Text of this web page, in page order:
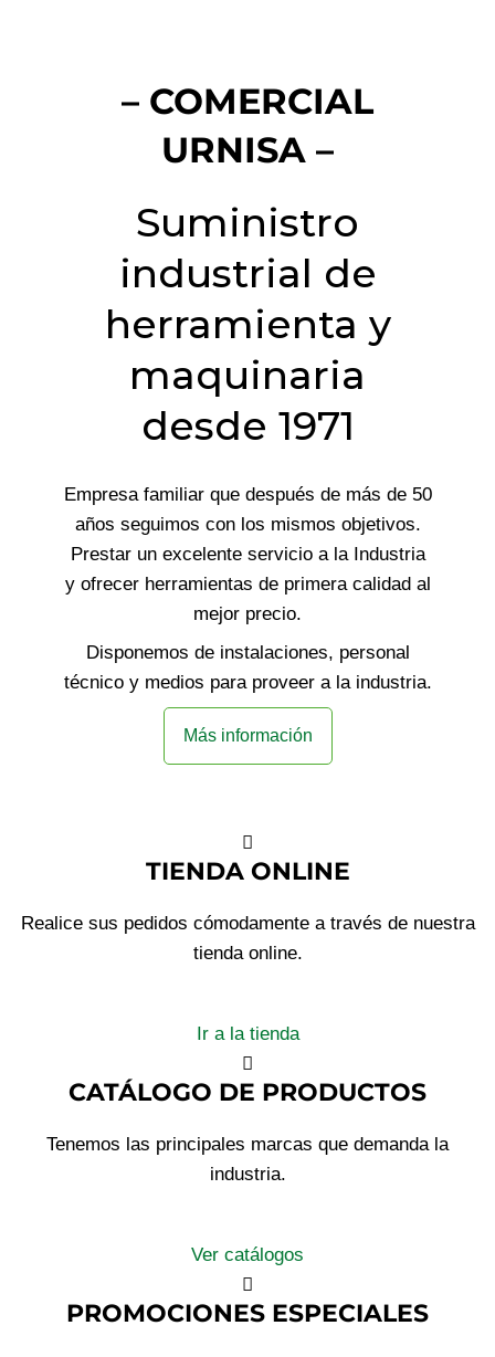
– COMERCIAL
URNISA –
Suministro
industrial de
herramienta y
maquinaria
desde 1971
Empresa familiar que después de más de 50
años seguimos con los mismos objetivos.
Prestar un excelente servicio a la Industria
y ofrecer herramientas de primera calidad al
mejor precio.
Disponemos de instalaciones, personal
técnico y medios para proveer a la industria.
Más información
TIENDA ONLINE
Realice sus pedidos cómodamente a través de nuestra
tienda online.
Ir a la tienda
CATÁLOGO DE PRODUCTOS
Tenemos las principales marcas que demanda la
industria.
Ver catálogos
PROMOCIONES ESPECIALES